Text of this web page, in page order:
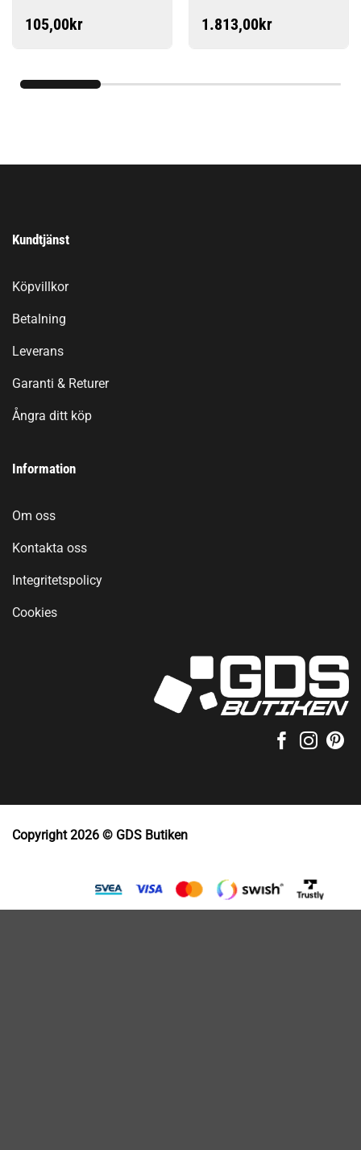
105,00kr 1.813,00kr
Kundtjänst
Köpvillkor
Betalning
Leverans
Garanti & Returer
Ångra ditt köp
Information
Om oss
Kontakta oss
Integritetspolicy
Cookies
Copyright 2026 © GDS Butiken